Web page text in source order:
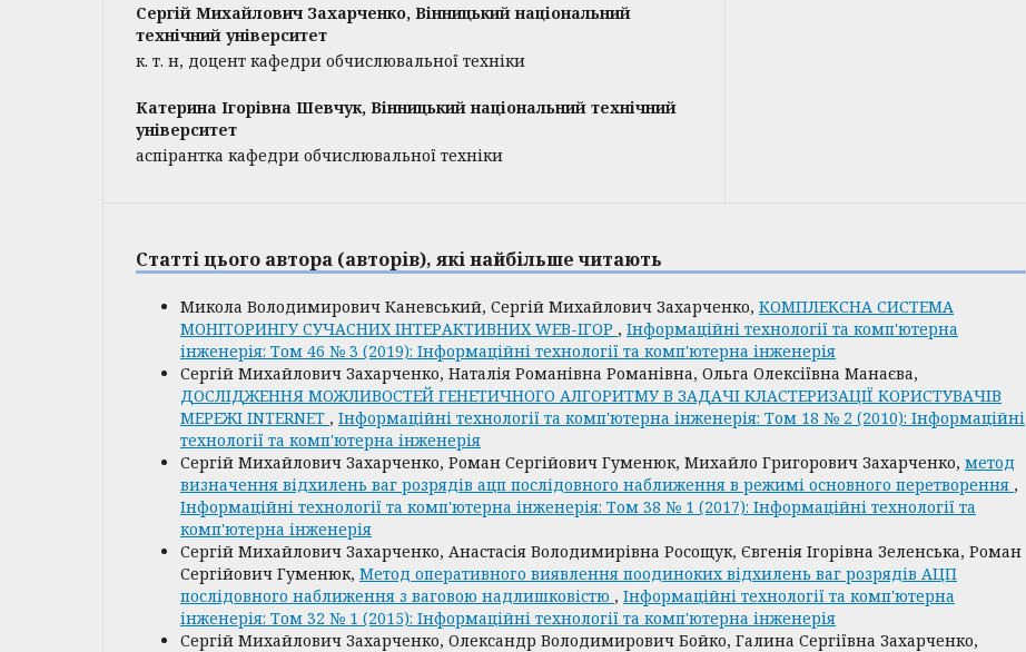
Сергій Михайлович Захарченко, Вінницький національний
технічний університет
к. т. н, доцент кафедри обчислювальної техніки
Катерина Ігорівна Шевчук, Вінницький національний технічний
університет
аспірантка кафедри обчислювальної техніки
Статті цього автора (авторів), які найбільше читають
Микола Володимирович Каневський, Сергій Михайлович Захарченко, КОМПЛЕКСНА СИСТЕМА
МОНІТОРИНГУ СУЧАСНИХ ІНТЕРАКТИВНИХ WEB-ІГОР , Інформаційні технології та комп'ютерна
інженерія: Том 46 № 3 (2019): Інформаційні технології та комп'ютерна інженерія
Сергій Михайлович Захарченко, Наталія Романівна Романівна, Ольга Олексіївна Манаєва,
ДОСЛІДЖЕННЯ МОЖЛИВОСТЕЙ ГЕНЕТИЧНОГО АЛГОРИТМУ В ЗАДАЧІ КЛАСТЕРИЗАЦІЇ КОРИСТУВАЧІВ
МЕРЕЖІ INTERNET , Інформаційні технології та комп'ютерна інженерія: Том 18 № 2 (2010): Інформаційні
технології та комп'ютерна інженерія
Сергій Михайлович Захарченко, Роман Сергійович Гуменюк, Михайло Григорович Захарченко, метод
визначення відхилень ваг розрядів ацп послідовного наближення в режимі основного перетворення ,
Інформаційні технології та комп'ютерна інженерія: Том 38 № 1 (2017): Інформаційні технології та
комп'ютерна інженерія
Сергій Михайлович Захарченко, Анастасія Володимирівна Росощук, Євгенія Ігорівна Зеленська, Роман
Сергійович Гуменюк, Метод оперативного виявлення поодиноких відхилень ваг розрядів АЦП
послідовного наближення з ваговою надлишковістю , Інформаційні технології та комп'ютерна
інженерія: Том 32 № 1 (2015): Інформаційні технології та комп'ютерна інженерія
Сергій Михайлович Захарченко, Олександр Володимирович Бойко, Галина Сергіївна Захарченко,